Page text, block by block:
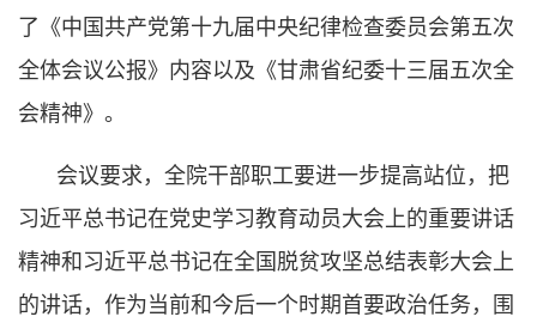
了《中国共产党第十九届中央纪律检查委员会第五次
全体会议公报》内容以及《甘肃省纪委十三届五次全
会精神》。
会议要求，全院干部职工要进一步提高站位，把
习近平总书记在党史学习教育动员大会上的重要讲话
精神和习近平总书记在全国脱贫攻坚总结表彰大会上
的讲话，作为当前和今后一个时期首要政治任务，围